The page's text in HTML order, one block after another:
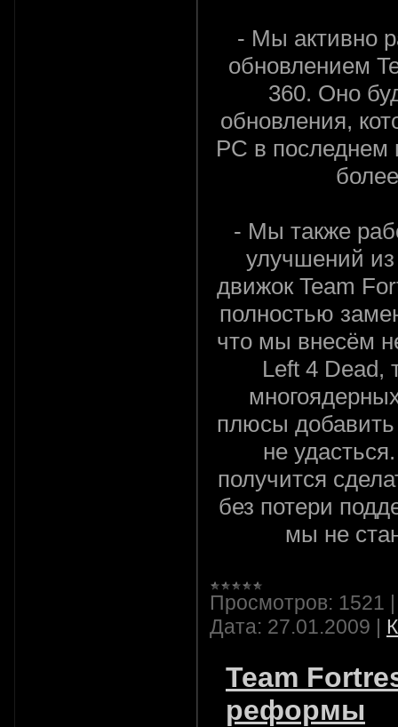
- Мы активно
обновлением
360. Оно
обновления,
PC в последнем
- Мы также
улучшений
движок Team
полностью
что мы внесём
Left 4 Dead,
плюсы
не
получится
без потери
мы не
Просмотров: 1521
Дата: 27.01.2009 |
Team
реформы